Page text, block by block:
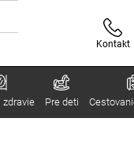
Kontakt
zdravie Pre deti